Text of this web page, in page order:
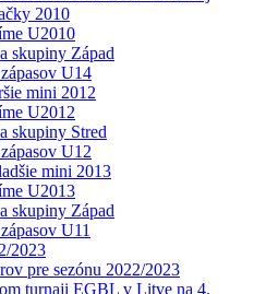
2010
U2010
skupiny Západ
U14
mini 2012
U2012
skupiny Stred
U12
mini 2013
U2013
skupiny Západ
U11
2023
pre sezónu 2022/2023
turnaji EGBL v Litve na 4.